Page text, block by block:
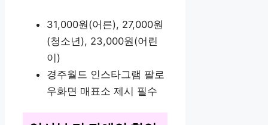
31,000원(어른), 27,000원
(청소년), 23,000원(어린
이)
경주월드 인스타그램 팔로
우화면 매표소 제시 필수